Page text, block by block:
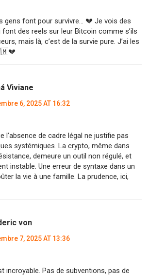
gens font pour survivre… 💔 Je vois des
font des reels sur leur Bitcoin comme s’ils
mais là, c’est de la survie pure. J’ai les
Viviane
6, 2025 AT 16:32
l’absence de cadre légal ne justifie pas
systémiques. La crypto, même dans
demeure un outil non régulé, et
instable. Une erreur de syntaxe dans un
la vie à une famille. La prudence, ici,
von
7, 2025 AT 13:36
incroyable. Pas de subventions, pas de